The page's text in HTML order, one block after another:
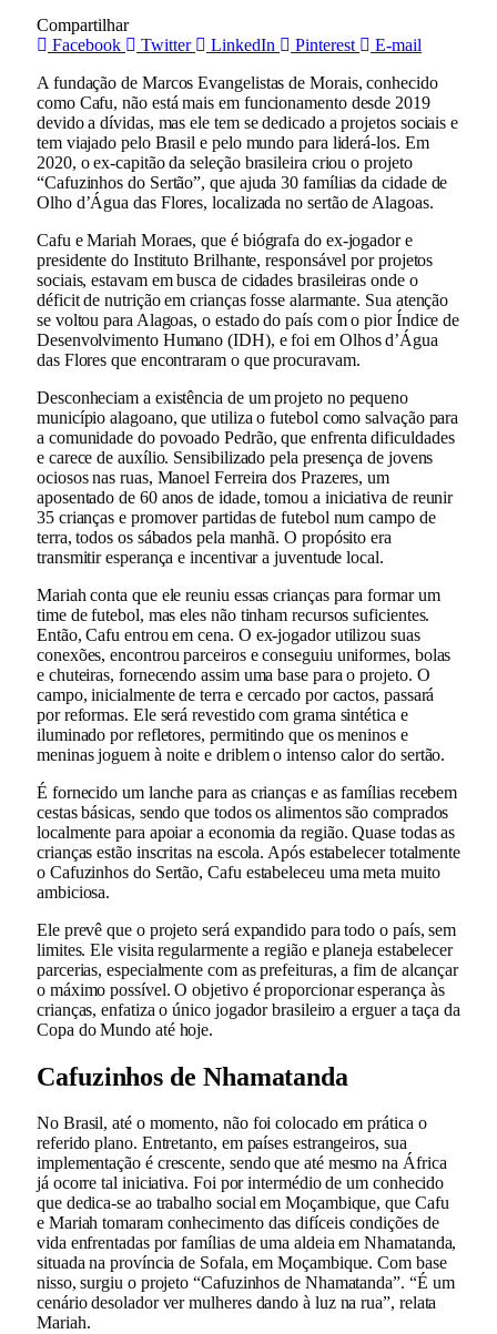
Compartilhar
Facebook
Twitter LinkedIn Pinterest
E-mail
A fundação de Marcos Evangelistas de Morais, conhecido
como Cafu, não está mais em funcionamento desde 2019
devido a dívidas, mas ele tem se dedicado a projetos sociais e
tem viajado pelo Brasil e pelo mundo para liderá-los. Em
2020, o ex-capitão da seleção brasileira criou o projeto
“Cafuzinhos do Sertão”, que ajuda 30 famílias da cidade de
Olho d’Água das Flores, localizada no sertão de Alagoas.
Cafu e Mariah Moraes, que é biógrafa do ex-jogador e
presidente do Instituto Brilhante, responsável por projetos
sociais, estavam em busca de cidades brasileiras onde o
déficit de nutrição em crianças fosse alarmante. Sua atenção
se voltou para Alagoas, o estado do país com o pior Índice de
Desenvolvimento Humano (IDH), e foi em Olhos d’Água
das Flores que encontraram o que procuravam.
Desconheciam a existência de um projeto no pequeno
município alagoano, que utiliza o futebol como salvação para
a comunidade do povoado Pedrão, que enfrenta dificuldades
e carece de auxílio. Sensibilizado pela presença de jovens
ociosos nas ruas, Manoel Ferreira dos Prazeres, um
aposentado de 60 anos de idade, tomou a iniciativa de reunir
35 crianças e promover partidas de futebol num campo de
terra, todos os sábados pela manhã. O propósito era
transmitir esperança e incentivar a juventude local.
Mariah conta que ele reuniu essas crianças para formar um
time de futebol, mas eles não tinham recursos suficientes.
Então, Cafu entrou em cena. O ex-jogador utilizou suas
conexões, encontrou parceiros e conseguiu uniformes, bolas
e chuteiras, fornecendo assim uma base para o projeto. O
campo, inicialmente de terra e cercado por cactos, passará
por reformas. Ele será revestido com grama sintética e
iluminado por refletores, permitindo que os meninos e
meninas joguem à noite e driblem o intenso calor do sertão.
É fornecido um lanche para as crianças e as famílias recebem
cestas básicas, sendo que todos os alimentos são comprados
localmente para apoiar a economia da região. Quase todas as
crianças estão inscritas na escola. Após estabelecer totalmente
o Cafuzinhos do Sertão, Cafu estabeleceu uma meta muito
ambiciosa.
Ele prevê que o projeto será expandido para todo o país, sem
limites. Ele visita regularmente a região e planeja estabelecer
parcerias, especialmente com as prefeituras, a fim de alcançar
o máximo possível. O objetivo é proporcionar esperança às
crianças, enfatiza o único jogador brasileiro a erguer a taça da
Copa do Mundo até hoje.
Cafuzinhos de Nhamatanda
No Brasil, até o momento, não foi colocado em prática o
referido plano. Entretanto, em países estrangeiros, sua
implementação é crescente, sendo que até mesmo na África
já ocorre tal iniciativa. Foi por intermédio de um conhecido
que dedica-se ao trabalho social em Moçambique, que Cafu
e Mariah tomaram conhecimento das difíceis condições de
vida enfrentadas por famílias de uma aldeia em Nhamatanda,
situada na província de Sofala, em Moçambique. Com base
nisso, surgiu o projeto “Cafuzinhos de Nhamatanda”. “É um
cenário desolador ver mulheres dando à luz na rua”, relata
Mariah.